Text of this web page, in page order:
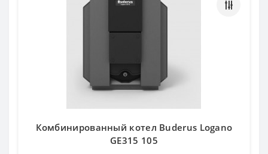
Комбинированный котел Buderus Logano
GE315 105